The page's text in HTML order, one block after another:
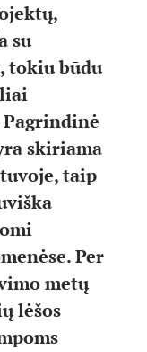
su
tokiu būdu
skiriama
taip
Per
metų
lėšos